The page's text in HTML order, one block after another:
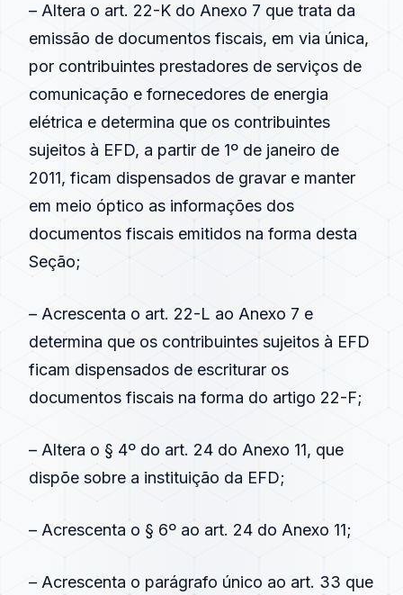
– Altera o art. 22-K do Anexo 7 que trata da
emissão de documentos fiscais, em via única,
por contribuintes prestadores de serviços de
comunicação e fornecedores de energia
elétrica e determina que os contribuintes
sujeitos à EFD, a partir de 1º de janeiro de
2011, ficam dispensados de gravar e manter
em meio óptico as informações dos
documentos fiscais emitidos na forma desta
Seção;
– Acrescenta o art. 22-L ao Anexo 7 e
determina que os contribuintes sujeitos à EFD
ficam dispensados de escriturar os
documentos fiscais na forma do artigo 22-F;
– Altera o § 4º do art. 24 do Anexo 11, que
dispõe sobre a instituição da EFD;
– Acrescenta o § 6º ao art. 24 do Anexo 11;
– Acrescenta o parágrafo único ao art. 33 que